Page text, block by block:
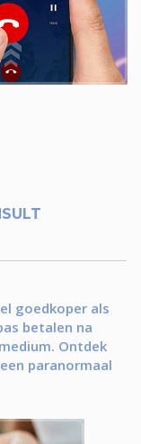
goedkoper als
betalen na
Ontdek
paranormaal